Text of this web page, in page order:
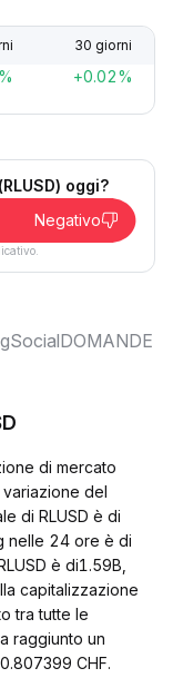
30 giorni
+0.02%
oggi?
Negativo
SocialDOMANDE
di mercato
del
di RLUSD è di
nelle 24 ore è di
è di1.59B,
capitalizzazione
tra tutte le
raggiunto un
CHF.